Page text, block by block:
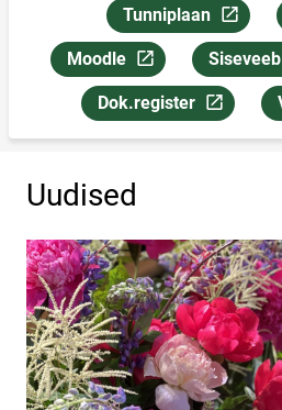
Tunniplaan
Link avaneb uuel
Moodle
Link avaneb uuel leheküljel
Siseveeb
Link
Dok.register
Link avaneb uuel
Uudised